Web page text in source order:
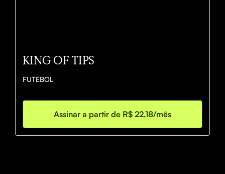
KING OF TIPS
FUTEBOL
Assinar a partir de R$ 22,18/mês